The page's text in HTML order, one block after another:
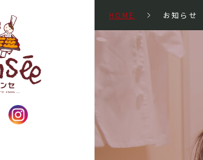
Pensee パンセ -SINCE 1989-
HOME お知らせ